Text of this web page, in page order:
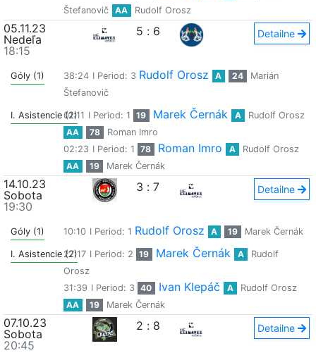
Štefanovič
AA Rudolf Orosz
05.11.23
Nedeľa
18:15
5 : 6 Detailne
Góly (1) 38:24 I Period: 3 Rudolf Orosz A 24
Marián
Štefanovič
I. Asistencie (2)
01:11 I Period: 1 19 Marek Černák A
Rudolf Orosz
AA
78
Roman Imro
02:23 I Period: 1 78 Roman Imro A
Rudolf Orosz
AA
19 Marek Černák
14.10.23
Sobota
19:30
3 : 7 Detailne
Góly (1) 10:10 I Period: 1 Rudolf Orosz A 19 Marek Černák
I. Asistencie (2)
27:17 I Period: 2 19 Marek Černák A
Rudolf
Orosz
31:39 I Period: 3 40 Ivan Klepáč A
Rudolf Orosz
AA
19 Marek Černák
07.10.23
Sobota
20:45
2 : 8 Detailne